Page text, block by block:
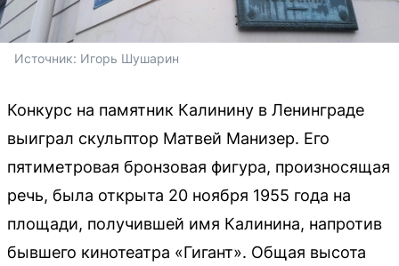
Источник: Игорь Шушарин
Конкурс на памятник Калинину в Ленинграде
выиграл скульптор Матвей Манизер. Его
пятиметровая бронзовая фигура, произносящая
речь, была открыта 20 ноября 1955 года на
площади, получившей имя Калинина, напротив
бывшего кинотеатра «Гигант». Общая высота